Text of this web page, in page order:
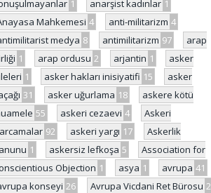
1 anarşist kadınlar 1
Mahkemesi 4 anti-militarizm 4
medya 8 antimilitarizm 97
arap
1 arap ordusu 2 arjantin 1
asker
1 asker hakları inisiyatifi 15
asker
31 asker uğurlama 18
askere kötü
55 askeri cezaevi 4
Askeri
92 askeri yargı 17
Askerlik
1 askersiz lefkoşa 5
Association for
Objection 1 asya 1 avrupa 41
konseyi 26 Avrupa Vicdani Ret Bürosu 2